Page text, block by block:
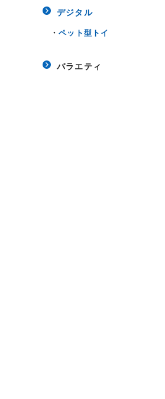
デジタル
・ペット型トイ
バラエティ